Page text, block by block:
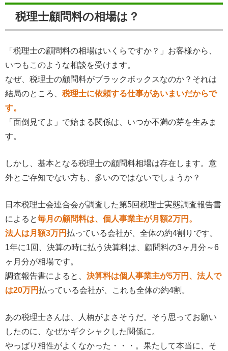
税理士顧問料の相場は？
「税理士の顧問料の相場はいくらですか？」お客様から、
いつもこのような相談を受けます。
なぜ、税理士の顧問料がブラックボックスなのか？それは
結局のところ、 税理士に依頼する仕事があいまいだからで
す。
「面倒見てよ」で始まる関係は、いつか不満の芽を生みま
す。
しかし、基本となる税理士の顧問料相場は存在します。意
外とご存知でない方も、多いのではないでしょうか？
日本税理士会連合会が調査した第5回税理士実態調査報告書
によると毎月の顧問料は、個人事業主が月額2万円。
法人は月額3万円払っている会社が、全体の約4割りです。
1年に1回、決算の時に払う決算料は、顧問料の3ヶ月分～6
ヶ月分が相場です。
調査報告書によると、 決算料は個人事業主が5万円、法人で
は20万円払っている会社が、これも全体の約4割。
あの税理士さんは、人柄がよさそうだ。そう思ってお願い
したのに、なぜかギクシャクした関係に。
やっぱり相性がよくなかった・・・。果たして本当に、そ